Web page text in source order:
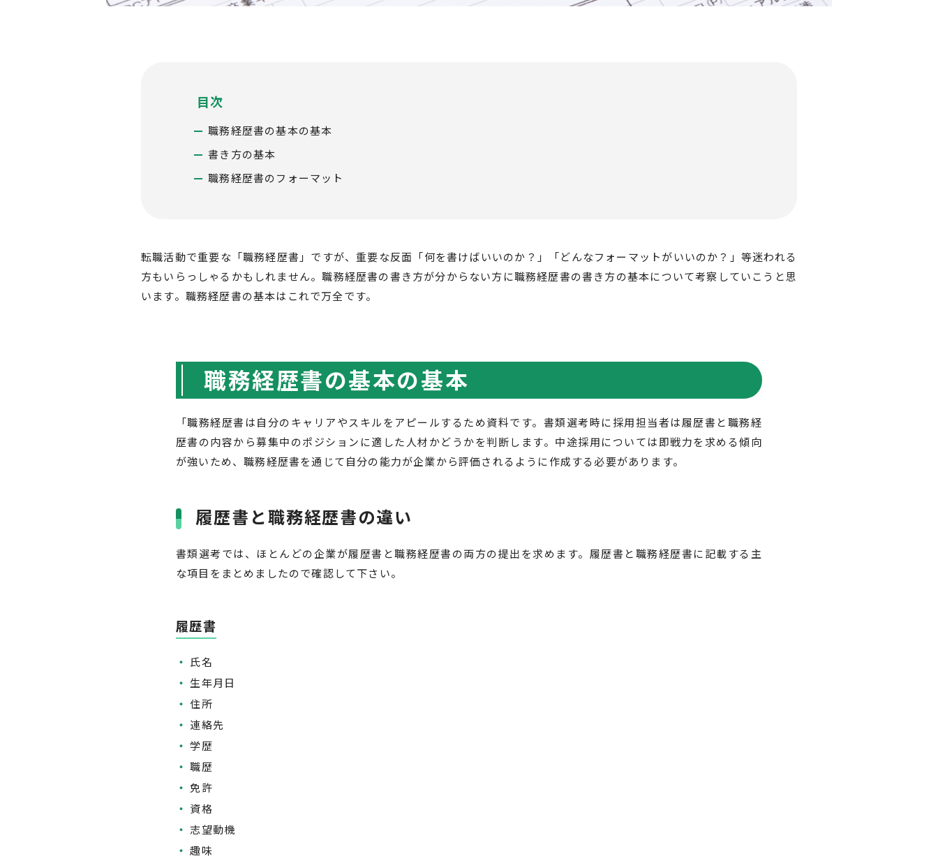
目次
職務経歴書の基本の基本
書き方の基本
職務経歴書のフォーマット
転職活動で重要な「職務経歴書」ですが、重要な反面「何を書けばいいのか？」「どんなフォーマットがいいのか？」等迷われる
方もいらっしゃるかもしれません。職務経歴書の書き方が分からない方に職務経歴書の書き方の基本について考察していこうと思
います。職務経歴書の基本はこれで万全です。
職務経歴書の基本の基本
「職務経歴書は自分のキャリアやスキルをアピールするため資料です。書類選考時に採用担当者は履歴書と職務経
歴書の内容から募集中のポジションに適した人材かどうかを判断します。中途採用については即戦力を求める傾向
が強いため、職務経歴書を通じて自分の能力が企業から評価されるように作成する必要があります。
履歴書と職務経歴書の違い
書類選考では、ほとんどの企業が履歴書と職務経歴書の両方の提出を求めます。履歴書と職務経歴書に記載する主
な項目をまとめましたので確認して下さい。
履歴書
氏名
生年月日
住所
連絡先
学歴
職歴
免許
資格
志望動機
趣味